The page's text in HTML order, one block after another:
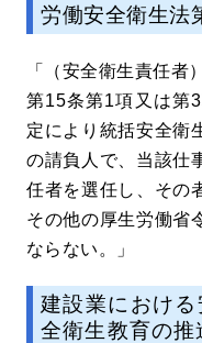
労働安全衛生法
「（安全衛生責任者）
第15条第1項又は第
定により統括安全衛
の請負人で、当該仕
任者を選任し、その
その他の厚生労働省
ならない。」
建設業におけ
全衛生教育の